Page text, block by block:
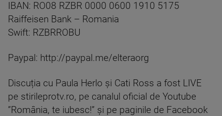
IBAN: RO08 RZBR 0000 0600 1910 5175
Raiffeisen Bank – Romania
Swift: RZBRROBU
Paypal: http://paypal.me/elteraorg
Discuția cu Paula Herlo și Cati Ross a fost LIVE
pe stirileprotv.ro, pe canalul oficial de Youtube
”România, te iubesc!” și pe paginile de Facebook